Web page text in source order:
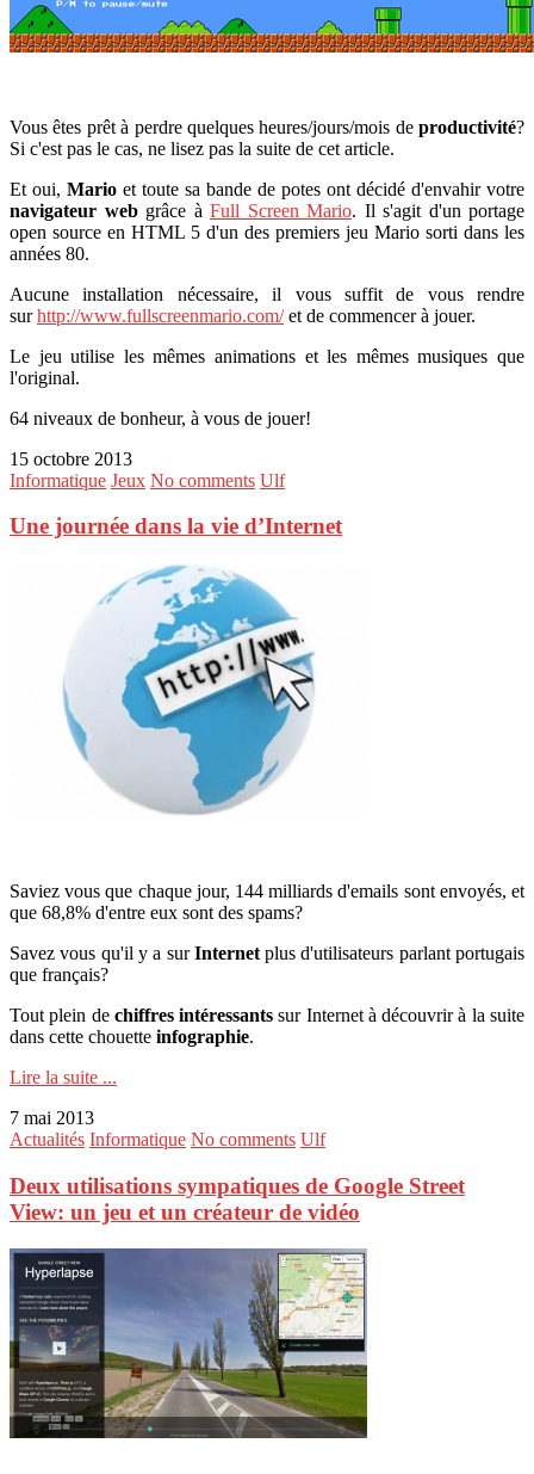
Vous êtes prêt à perdre quelques heures/jours/mois de productivité?
Si c'est pas le cas, ne lisez pas la suite de cet article.
Et oui, Mario et toute sa bande de potes ont décidé d'envahir votre
navigateur webgrâce à Full Screen Mario. Il s'agit d'un portage
open source en HTML 5 d'un des premiers jeu Mario sorti dans les
années 80.
Aucune installation nécessaire, il vous suffit de vous rendre
surhttp://www.fullscreenmario.com/et de commencer à jouer.
Le jeu utilise les mêmes animations et les mêmes musiques que
l'original.
64 niveaux de bonheur, à vous de jouer!
15 octobre 2013
Informatique Jeux No comments Ulf
Une journée dans la vie d’Internet
Saviez vous que chaque jour, 144 milliards d'emails sont envoyés, et
que 68,8% d'entre eux sont des spams?
Savez vous qu'il y a surInternetplus d'utilisateurs parlant portugais
que français?
Tout plein de chiffres intéressants sur Internet à découvrir à la suite
dans cette chouette infographie.
Lire la suite ...
7 mai 2013
Actualités Informatique No comments Ulf
Deux utilisations sympatiques de Google Street
View: un jeu et un créateur de vidéo